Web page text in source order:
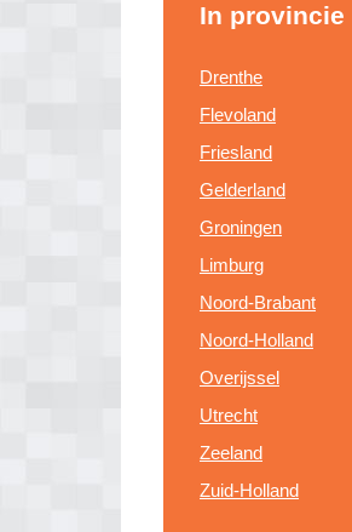
In provincie
Drenthe
Flevoland
Friesland
Gelderland
Groningen
Limburg
Noord-Brabant
Noord-Holland
Overijssel
Utrecht
Zeeland
Zuid-Holland